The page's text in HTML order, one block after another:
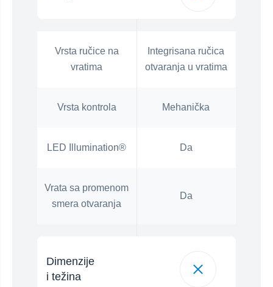
Vrsta ručice na
vratima
Integrisana ručica
otvaranja u vratima
Vrsta kontrola Mehanička
LED Illumination® Da
Vrata sa promenom
smera otvaranja
Da
Dimenzije
i težina